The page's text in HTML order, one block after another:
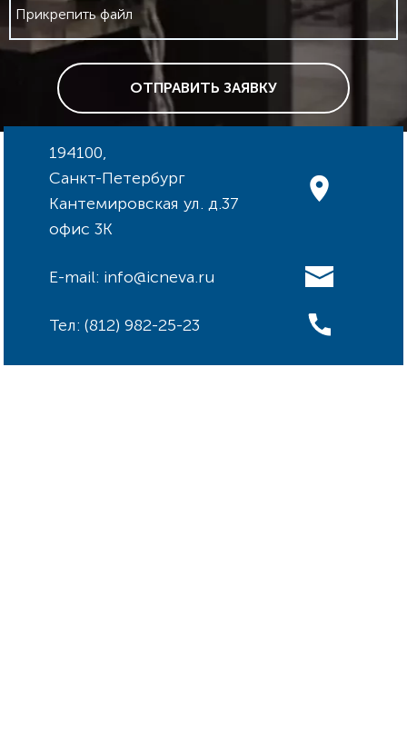
Прикрепить файл
ОТПРАВИТЬ ЗАЯВКУ
194100,
Санкт-Петербург
Кантемировская ул. д.37
офис 3К
E-mail: info@icneva.ru
Тел: (812) 982-25-23